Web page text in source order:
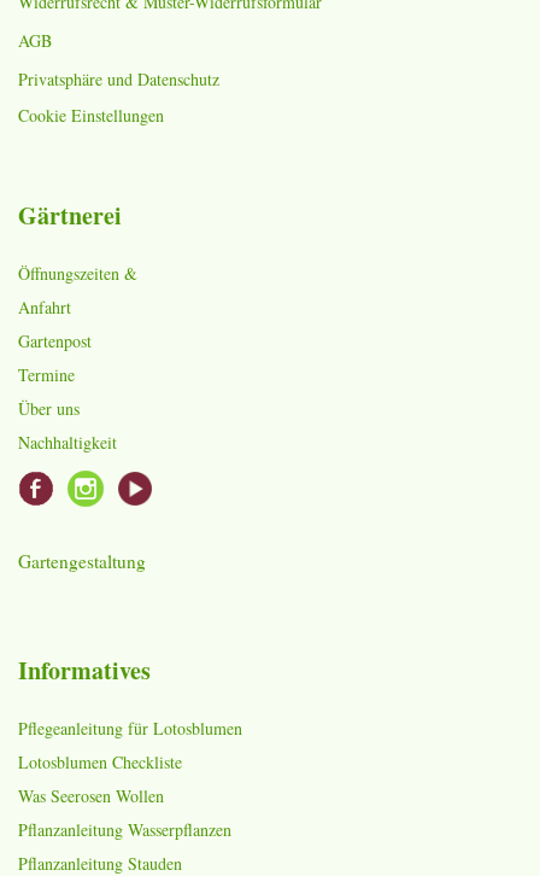
AGB
Privatsphäre und Datenschutz
Cookie Einstellungen
Gärtnerei
Öffnungszeiten &
Anfahrt
Gartenpost
Termine
Über uns
Nachhaltigkeit
Gartengestaltung
Informatives
Pflegeanleitung für Lotosblumen
Lotosblumen Checkliste
Was Seerosen Wollen
Pflanzanleitung Wasserpflanzen
Pflanzanleitung Stauden